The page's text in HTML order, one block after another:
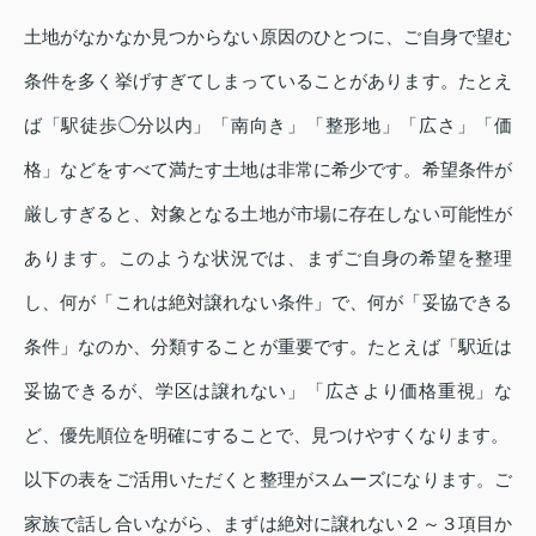
土地がなかなか見つからない原因のひとつに、ご自身で望む
条件を多く挙げすぎてしまっていることがあります。たとえ
ば「駅徒歩◯分以内」「南向き」「整形地」「広さ」「価
格」などをすべて満たす土地は非常に希少です。希望条件が
厳しすぎると、対象となる土地が市場に存在しない可能性が
あります。このような状況では、まずご自身の希望を整理
し、何が「これは絶対譲れない条件」で、何が「妥協できる
条件」なのか、分類することが重要です。たとえば「駅近は
妥協できるが、学区は譲れない」「広さより価格重視」な
ど、優先順位を明確にすることで、見つけやすくなります。
以下の表をご活用いただくと整理がスムーズになります。ご
家族で話し合いながら、まずは絶対に譲れない２～３項目か